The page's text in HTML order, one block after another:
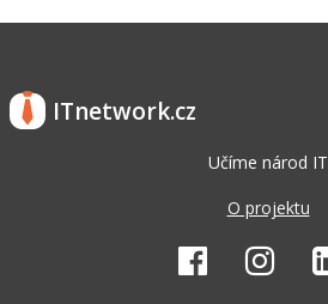
ITnetwork.cz
Učíme národ IT
O projektu